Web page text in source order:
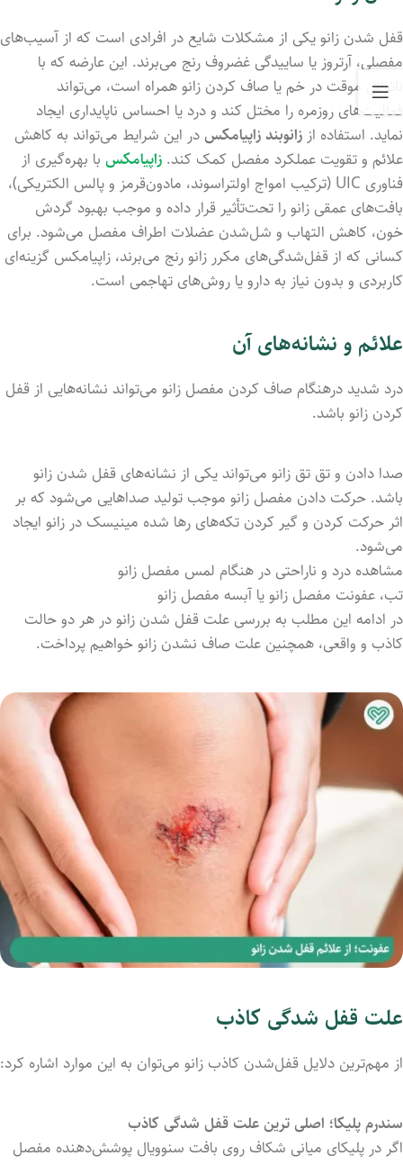
قفل شدن زانو یکی از مشکلات شایع در افرادی است که از آسیب‌های
مفصلی، آرتروز یا ساییدگی غضروف رنج می‌برند. این عارضه که با
ناتوانی موقت در خم یا صاف کردن زانو همراه است، می‌تواند
فعالیت‌های روزمره را مختل کند و درد یا احساس ناپایداری ایجاد
نماید. استفاده از زانوبند زاپیامکس در این شرایط می‌تواند به کاهش
علائم و تقویت عملکرد مفصل کمک کند. زاپیامکس با بهره‌گیری از
فناوری UIC (ترکیب امواج اولتراسوند، مادون‌قرمز و پالس الکتریکی)،
بافت‌های عمقی زانو را تحت‌تأثیر قرار داده و موجب بهبود گردش
خون، کاهش التهاب و شل‌شدن عضلات اطراف مفصل می‌شود. برای
کسانی که از قفل‌شدگی‌های مکرر زانو رنج می‌برند، زاپیامکس گزینه‌ای
کاربردی و بدون نیاز به دارو یا روش‌های تهاجمی است.
علائم و نشانه‌های آن
درد شدید درهنگام صاف کردن مفصل زانو می‌تواند نشانه‌هایی از قفل
کردن زانو باشد.
صدا‌ داد‌ن و تق‌ تق زانو می‌تواند یکی از نشانه‌های قفل‌ شدن زانو
باشد. حرکت داد‌ن مفصل زانو موجب تولید صداهایی می‌شود که بر
اثر حرکت کردن و گیر کرد‌ن تکه‌های رها شد‌ه‌ مینیسک در زانو ایجاد
می‌شود.
مشاهده درد و ناراحتی در هنگام لمس مفصل زانو
تب، عفونت مفصل زانو یا آبسه مفصل زانو
در ادامه این مطلب به بررسی علت قفل شدن زانو در هر دو حالت
کاذب و واقعی، همچنین علت صاف نشدن زانو خواهیم پرداخت.
علت قفل شدگی کاذب
از مهم‌ترین دلایل قفل‌شدن کاذب زانو می‌‌‌توان به این موارد اشاره کرد:
سندرم پلیکا؛ اصلی ترین علت قفل شدگی کاذب
اگر در پلیکای میانی شکاف روی بافت سنوویال پوشش‌دهنده مفصل